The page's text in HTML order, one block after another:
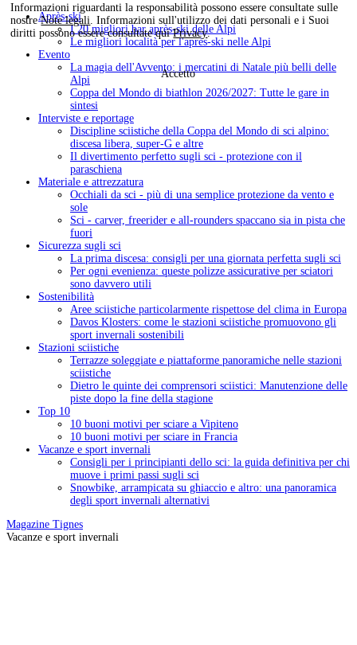
Informazioni riguardanti la responsabilità possono essere consultate sulle
nostreNote legali . Informazioni sull'utilizzo dei dati personali e i Suoi
diritti possono essere consultate quiPrivacy.
Accetto
Après-ski
I 20 migliori bar après-ski delle Alpi
Le migliori località per l'après-ski nelle Alpi
Evento
La magia dell'Avvento: i mercatini di Natale più belli delle
Alpi
Coppa del Mondo di biathlon 2026/2027: Tutte le gare in
sintesi
Interviste e reportage
Discipline sciistiche della Coppa del Mondo di sci alpino:
discesa libera, super-G e altre
Il divertimento perfetto sugli sci - protezione con il
paraschiena
Materiale e attrezzatura
Occhiali da sci - più di una semplice protezione da vento e
sole
Sci - carver, freerider e all-rounders spaccano sia in pista che
fuori
Sicurezza sugli sci
La prima discesa: consigli per una giornata perfetta sugli sci
Per ogni evenienza: queste polizze assicurative per sciatori
sono davvero utili
Sostenibilità
Aree sciistiche particolarmente rispettose del clima in Europa
Davos Klosters: come le stazioni sciistiche promuovono gli
sport invernali sostenibili
Stazioni sciistiche
Terrazze soleggiate e piattaforme panoramiche nelle stazioni
sciistiche
Dietro le quinte dei comprensori sciistici: Manutenzione delle
piste dopo la fine della stagione
Top 10
10 buoni motivi per sciare a Vipiteno
10 buoni motivi per sciare in Francia
Vacanze e sport invernali
Consigli per i principianti dello sci: la guida definitiva per chi
muove i primi passi sugli sci
Snowbike, arrampicata su ghiaccio e altro: una panoramica
degli sport invernali alternativi
Magazine Tignes
Vacanze e sport invernali